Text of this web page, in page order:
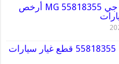
قطع غيار أم جي MG 55818355 أرخص
قطع غيار كيا 55818355 قطع غيار سيارات